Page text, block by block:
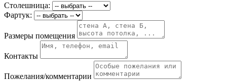
Столешница:
Фартук:
Размеры помещения
Контакты
Пожелания/комментарии